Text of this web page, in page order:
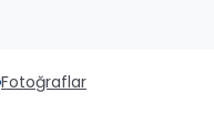
Fotoğraflar